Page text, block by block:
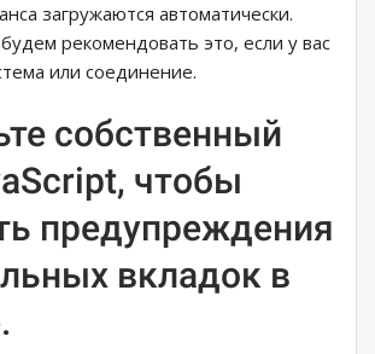
загружаются автоматически.
рекомендовать это, если у вас
или соединение.
собственный
чтобы
предупреждения
вкладок в